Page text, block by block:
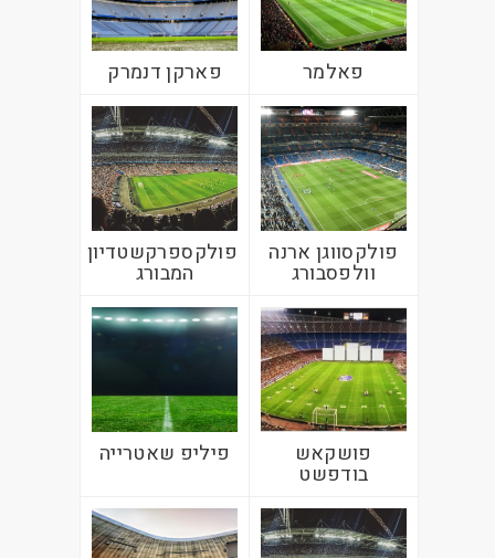
פאלמר פארקן דנמרק
פולקסווגן ארנה
וולפסבורג
פולקספרקשטדיון
המבורג
פושקאש
בודפשט
פיליפ שאטרייה